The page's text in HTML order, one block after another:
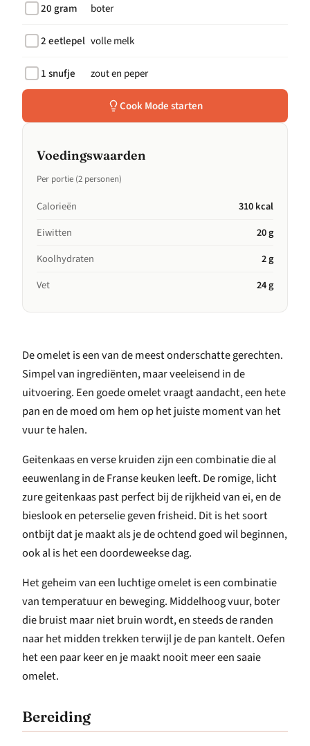
De omelet is een van de meest onderschatte gerechten.
Simpel van ingrediënten, maar veeleisend in de
uitvoering. Een goede omelet vraagt aandacht, een hete
pan en de moed om hem op het juiste moment van het
vuur te halen.
Geitenkaas en verse kruiden zijn een combinatie die al
eeuwenlang in de Franse keuken leeft. De romige, licht
zure geitenkaas past perfect bij de rijkheid van ei, en de
bieslook en peterselie geven frisheid. Dit is het soort
ontbijt dat je maakt als je de ochtend goed wil beginnen,
ook al is het een doordeweekse dag.
Het geheim van een luchtige omelet is een combinatie
van temperatuur en beweging. Middelhoog vuur, boter
die bruist maar niet bruin wordt, en steeds de randen
naar het midden trekken terwijl je de pan kantelt. Oefen
het een paar keer en je maakt nooit meer een saaie
omelet.
Bereiding
20 gram boter
2 eetlepel volle melk
1 snufje zout en peper
Cook Mode starten
Voedingswaarden
Per portie (2 personen)
Calorieën
310 kcal
Eiwitten
20 g
Koolhydraten
2 g
Vet
24 g